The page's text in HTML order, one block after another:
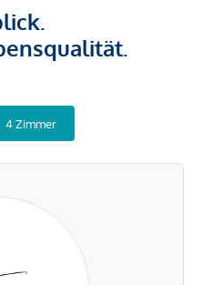
4 Zimmer